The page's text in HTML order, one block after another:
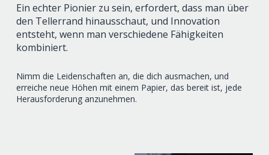
Ein echter Pionier zu sein, erfordert, dass man über
den Tellerrand hinausschaut, und Innovation
entsteht, wenn man verschiedene Fähigkeiten
kombiniert.
Nimm die Leidenschaften an, die dich ausmachen, und
erreiche neue Höhen mit einem Papier, das bereit ist, jede
Herausforderung anzunehmen.